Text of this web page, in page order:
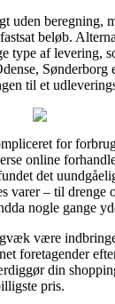
uden beregning,
beløb.
type af levering,
til et
for
online
det
varer – til drenge
nogle gange
være
foretagender
din
pris.